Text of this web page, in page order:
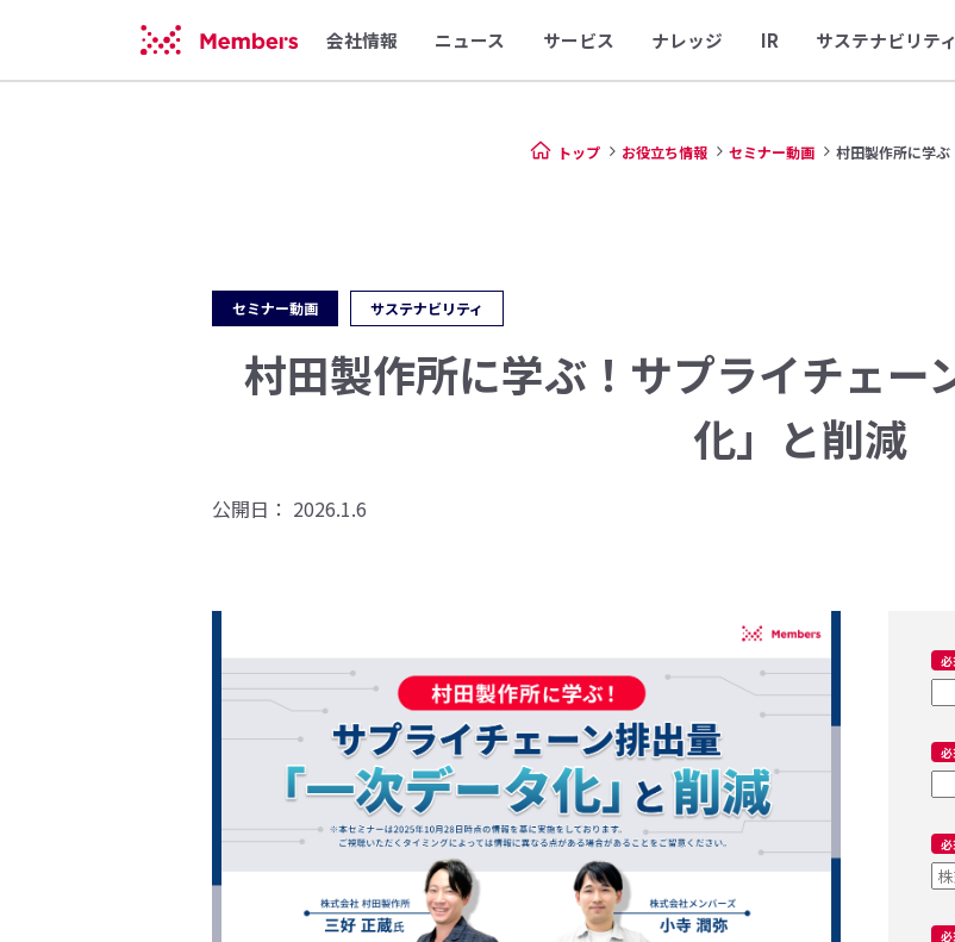
会社情報 ニュース サービス ナレッジ IR サステナビリティ
トップ お役立ち情報 セミナー動画 村田製作所に学ぶ！
セミナー動画 サステナビリティ
村田製作所に学ぶ！サプライチェー
化」と削減
公開日： 2026.1.6